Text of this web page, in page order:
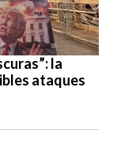
la
ataques